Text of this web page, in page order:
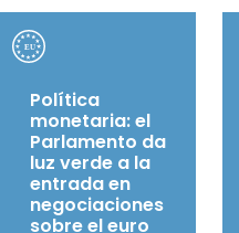
Política
monetaria: el
Parlamento da
luz verde a la
entrada en
negociaciones
sobre el euro